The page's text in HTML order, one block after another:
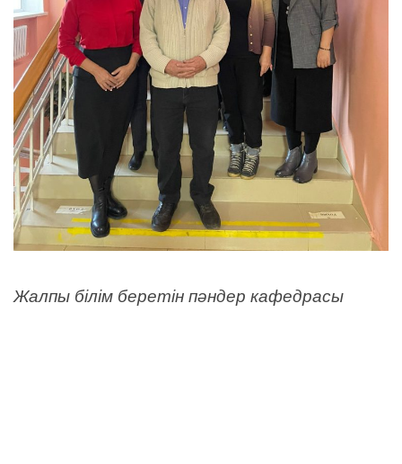
Жалпы білім беретін пәндер кафедрасы